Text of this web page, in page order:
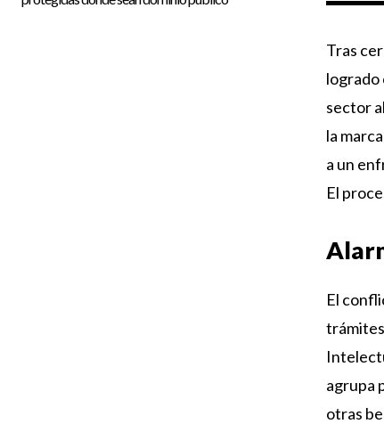
Tras
logrado
sector
la marca
a un
El
El
agrupa
otras